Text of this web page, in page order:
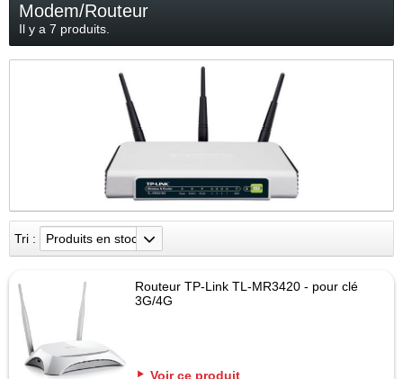
Modem/Routeur
Il y a 7 produits.
Tri : Produits en stock
Routeur TP-Link TL-MR3420 - pour clé
3G/4G
Voir ce produit